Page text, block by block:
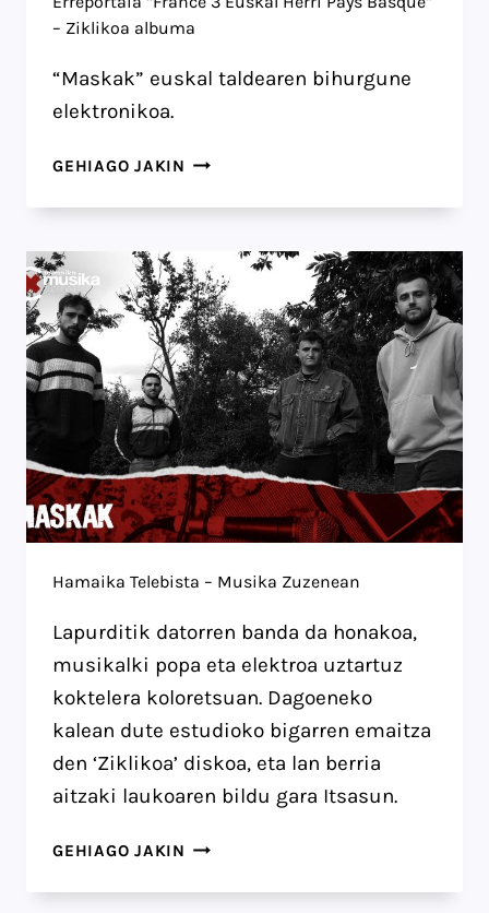
– Ziklikoa albuma
“Maskak” euskal taldearen bihurgune
elektronikoa.
GEHIAGO JAKIN ERREPORTAIA
3
HERRI
PAYS
BASQUE”
–
ZIKLIKOA
ALBUMA
Hamaika Telebista – Musika Zuzenean
Lapurditik datorren banda da honakoa,
musikalki popa eta elektroa uztartuz
koktelera koloretsuan. Dagoeneko
kalean dute estudioko bigarren emaitza
den ‘Ziklikoa’ diskoa, eta lan berria
aitzaki laukoaren bildu gara Itsasun.
GEHIAGO JAKIN HAMAIKA
–